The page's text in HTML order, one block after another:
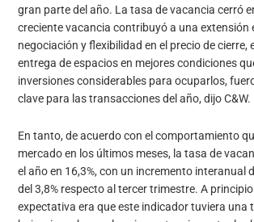
gran parte del año. La tasa de vacancia cerró
creciente vacancia contribuyó a una extensión
negociación y flexibilidad en el precio de cierre,
entrega de espacios en mejores condiciones
inversiones considerables para ocuparlos,
clave para las transacciones del año, dijo C&W.
En tanto, de acuerdo con el comportamiento
mercado en los últimos meses, la tasa de
el año en 16,3%, con un incremento interanual
del 3,8% respecto al tercer trimestre. A
expectativa era que este indicador tuviera una